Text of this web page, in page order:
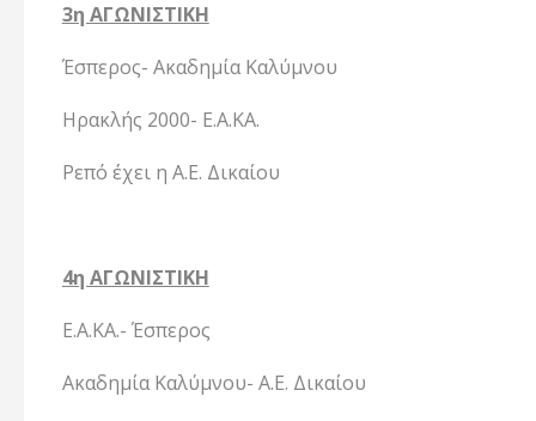
3η ΑΓΩΝΙΣΤΙΚΗ
Έσπερος- Ακαδημία Καλύμνου
Ηρακλής 2000- Ε.Α.ΚΑ.
Ρεπό έχει η Α.Ε. Δικαίου
4η ΑΓΩΝΙΣΤΙΚΗ
Ε.Α.ΚΑ.- Έσπερος
Ακαδημία Καλύμνου- Α.Ε. Δικαίου